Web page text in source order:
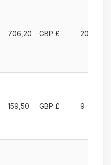
706,20 GBP £ 20
159,50 GBP £ 9